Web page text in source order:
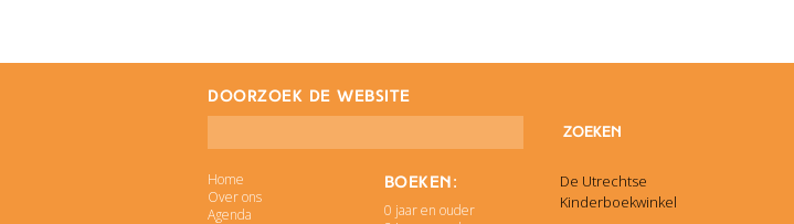
doorzoek de website
Home
Over ons
Agenda
Boeken:
0 jaar en ouder
De Utrechtse
Kinderboekwinkel